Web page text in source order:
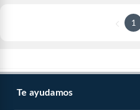
1
Te ayudamos